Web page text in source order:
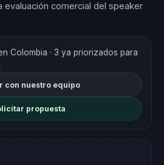
evaluación comercial del speaker
Colombia · 3 ya priorizados para
con nuestro equipo
propuesta